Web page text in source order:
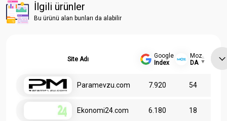
İlgili ürünler
Bu ürünü alan bunları da alabilir
Site Adı
Google
Index
Moz
DA
Paramevzu.com 7.920 54
Ekonomi24.com 6.180 18